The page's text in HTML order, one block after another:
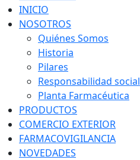
INICIO
NOSOTROS
Quiénes Somos
Historia
Pilares
Responsabilidad social
Planta Farmacéutica
PRODUCTOS
COMERCIO EXTERIOR
FARMACOVIGILANCIA
NOVEDADES